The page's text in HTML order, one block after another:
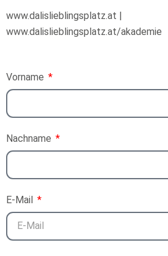
www.dalislieblingsplatz.at |
www.dalislieblingsplatz.at/akademie
Vorname
Nachname
E-Mail